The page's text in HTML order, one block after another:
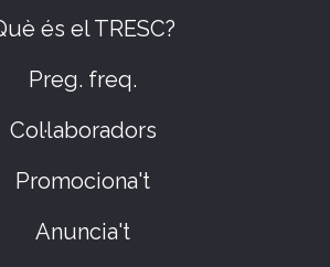
és el TRESC?
Preg. freq.
Col·laboradors
Promociona't
Anuncia't